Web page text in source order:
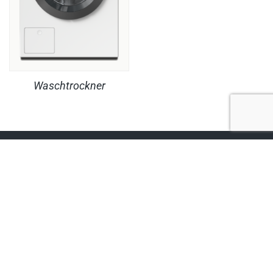
Waschtrockner